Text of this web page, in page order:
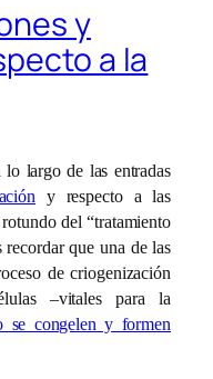
y
a la
largo de las entradas
y respecto a las
del “tratamiento
que una de las
de criogenización
–vitales para la
se congelen y formen